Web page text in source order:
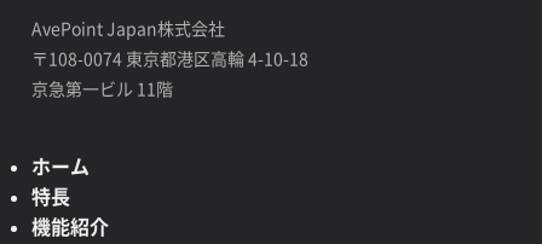
AvePoint Japan株式会社
〒108-0074 東京都港区高輪 4-10-18
京急第一ビル 11階
ホーム
特長
機能紹介